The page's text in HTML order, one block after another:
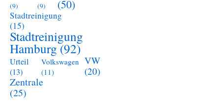
(9)
(9)
(50)
Stadtreinigung
(15)
Stadtreinigung
Hamburg(92)
Urteil
(13)
Volkswagen
(11)
VW
(20)
Zentrale
(25)